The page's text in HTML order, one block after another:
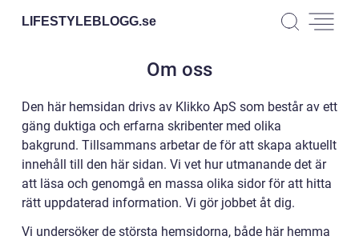
LIFESTYLEBLOGG.se
Om oss
Den här hemsidan drivs av Klikko ApS som består av ett
gäng duktiga och erfarna skribenter med olika
bakgrund. Tillsammans arbetar de för att skapa aktuellt
innehåll till den här sidan. Vi vet hur utmanande det är
att läsa och genomgå en massa olika sidor för att hitta
rätt uppdaterad information. Vi gör jobbet åt dig.
Vi undersöker de största hemsidorna, både här hemma